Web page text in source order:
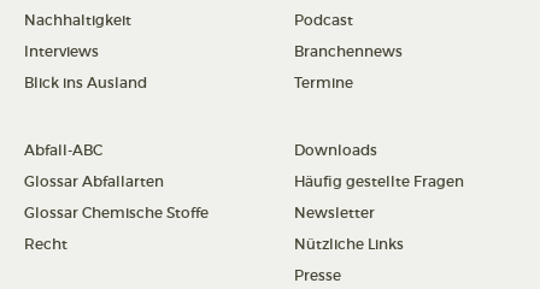
Nachhaltigkeit
Interviews
Blick ins Ausland
Podcast
Branchennews
Termine
Abfall-ABC
Glossar Abfallarten
Glossar Chemische Stoffe
Recht
Downloads
Häufig gestellte Fragen
Newsletter
Nützliche Links
Presse